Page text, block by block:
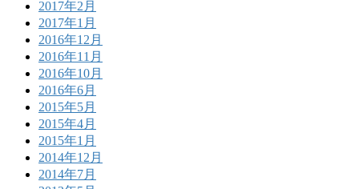
2017年2月
2017年1月
2016年12月
2016年11月
2016年10月
2016年6月
2015年5月
2015年4月
2015年1月
2014年12月
2014年7月